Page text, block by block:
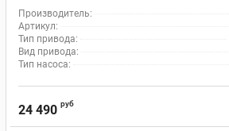
Производитель:
Артикул:
Тип привода:
Вид привода:
Тип насоса:
24 490 руб